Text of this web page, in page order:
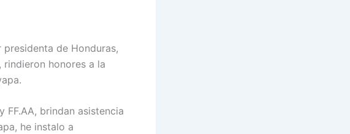
de Honduras,
honores a la
FF.AA, brindan asistencia
he instalo a